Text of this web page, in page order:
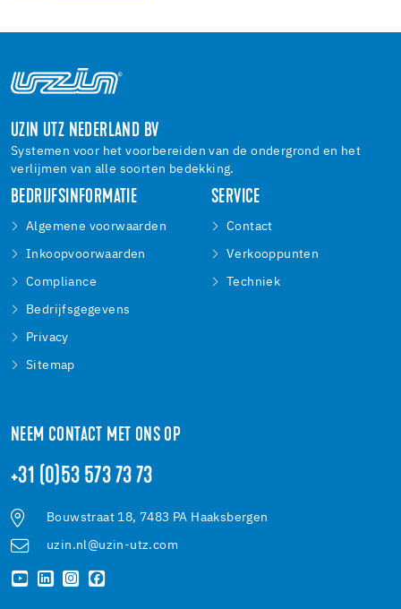
UZIN UTZ NEDERLAND BV
Systemen voor het voorbereiden van de ondergrond en het
verlijmen van alle soorten bedekking.
BEDRIJFSINFORMATIE
Algemene voorwaarden
Inkoopvoorwaarden
Compliance
Bedrijfsgegevens
Privacy
Sitemap
SERVICE
Contact
Verkooppunten
Techniek
NEEM CONTACT MET ONS OP
+31 (0)53 573 73 73
Bouwstraat 18, 7483 PA Haaksbergen
uzin.nl@uzin-utz.com